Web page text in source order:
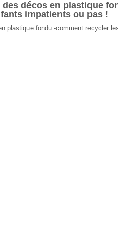
décos en plastique
impatients ou pas !